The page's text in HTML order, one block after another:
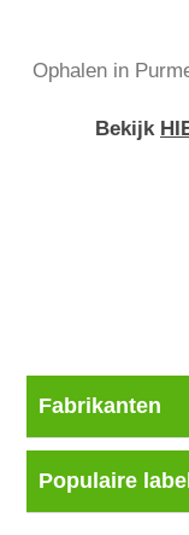
Ophalen in
Bekijk
Fabrikanten
Populaire